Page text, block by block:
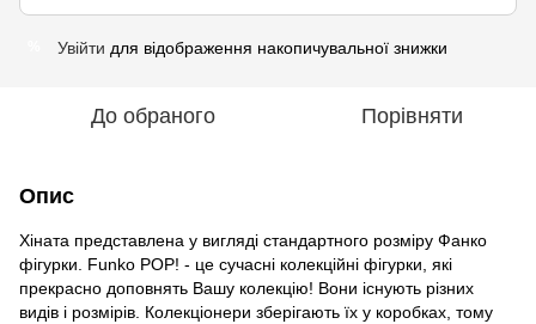
Увійти для відображення накопичувальної знижки
До обраного Порівняти
Опис
Хіната представлена у вигляді стандартного розміру Фанко
фігурки. Funko POP! - це сучасні колекційні фігурки, які
прекрасно доповнять Вашу колекцію! Вони існують різних
видів і розмірів. Колекціонери зберігають їх у коробках, тому